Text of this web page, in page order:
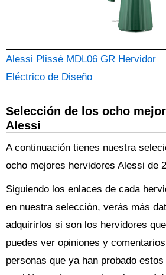
Alessi Plissé MDL06 GR Hervidor
Eléctrico de Diseño
Selección de los ocho
Alessi
A continuación tienes nuestra
ocho mejores hervidores Alessi de
Siguiendo los enlaces de cada
en nuestra selección, verás más
adquirirlos si son los hervidores
puedes ver opiniones y
personas que ya han probado